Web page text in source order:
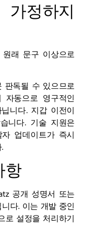
정하지
래 문구 이상으로
판독될 수 있으므로
자동으로 영구적인
니다. 지갑 이전이
니다. 기술 지원은
업데이트가 즉시
항
공개 성명서 또는
다. 이는 개발 중인
로 설정을 처리하기